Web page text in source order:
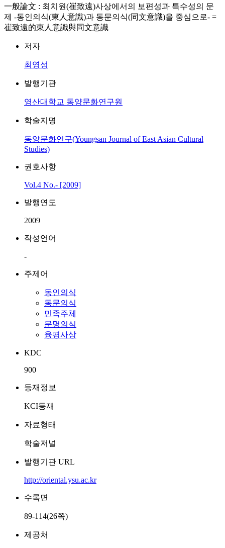
一般論文 : 최치원(崔致遠)사상에서의 보편성과 특수성의 문
제 -동인의식(東人意識)과 동문의식(同文意識)을 중심으로- =
崔致遠的東人意識與同文意識
저자
최영성
발행기관
영산대학교 동양문화연구원
학술지명
동양문화연구(Youngsan Journal of East Asian Cultural
Studies)
권호사항
Vol.4 No.- [2009]
발행연도
2009
작성언어
-
주제어
동인의식
동문의식
민족주체
문명의식
융평사상
KDC
900
등재정보
KCI등재
자료형태
학술저널
발행기관 URL
http://oriental.ysu.ac.kr
수록면
89-114(26쪽)
제공처